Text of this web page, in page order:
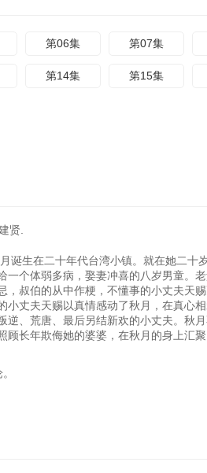
第06集 第07集
第14集 第15集
贤.
诞生在二十年代台湾小镇。就在她二十
个体弱多病，娶妻冲喜的八岁男童。老
叔伯的从中作梗，不懂事的小丈夫天
丈夫天赐以真情感动了秋月，在真心
、荒唐、最后另结新欢的小丈夫。秋
长年欺侮她的婆婆，在秋月的身上汇